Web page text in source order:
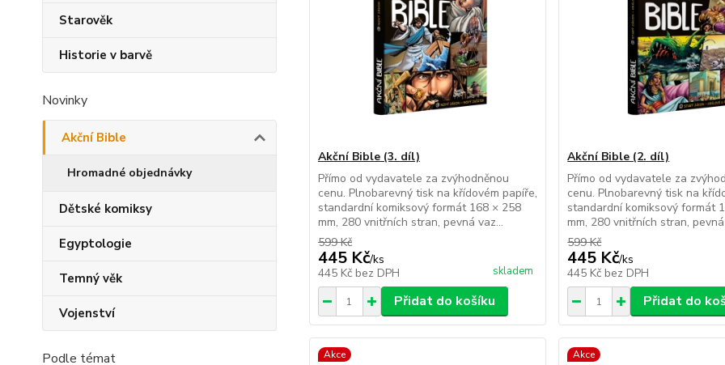
Starověk
Historie v barvě
Novinky
Akční Bible
Hromadné objednávky
Dětské komiksy
Egyptologie
Temný věk
Vojenství
Podle témat
Akční Bible (3. díl)
Přímo od vydavatele za zvýhodněnou
cenu. Plnobarevný tisk na křídovém papíře,
standardní komiksový formát 168 × 258
mm, 280 vnitřních stran, pevná vaz...
599 Kč
445 Kč/ks
445 Kč bez DPH skladem
Přidat do košíku
Akční Bible (2. díl)
Přímo od vydavatele za
cenu. Plnobarevný tisk na
standardní komiksový formát
mm, 280 vnitřních stran, pevná
599 Kč
445 Kč/ks
445 Kč bez DPH
Přidat do
Akce
Akce